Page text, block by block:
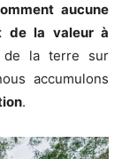
aucune
de la valeur à
de la terre sur
accumulons
.